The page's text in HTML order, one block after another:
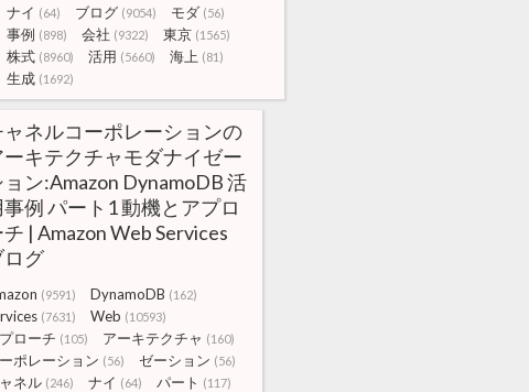
ナイ (64) ブログ (9054) モダ (56)
事例 (898) 会社 (9322) 東京 (1565)
株式 (8960) 活用 (5660) 海上 (81)
生成 (1692)
ャネルコーポレーションの
ーキテクチャモダナイゼー
ョン:Amazon DynamoDB 活
事例 パート1 動機とアプロ
チ | Amazon Web Services
ログ
(9591) DynamoDB (162)
(7631) Web (10593)
ローチ (105) アーキテクチャ (160)
ポレーション (56) ゼーション (56)
ネル (246) ナイ (64) パート (117)